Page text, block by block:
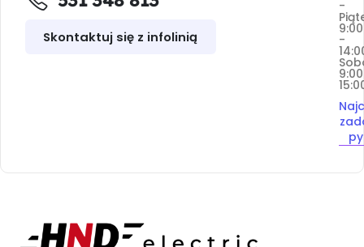
Skontaktuj się z infolinią
-
9:00
-